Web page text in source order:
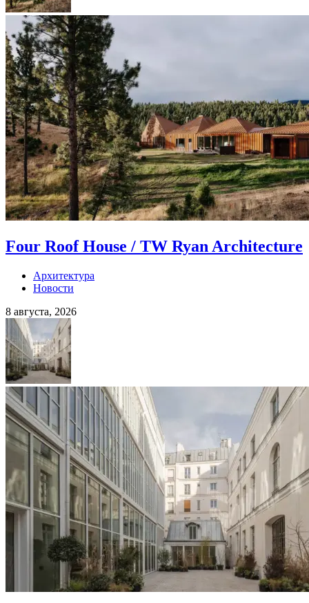
Four Roof House / TW Ryan Architecture
Архитектура
Новости
8 августа, 2026